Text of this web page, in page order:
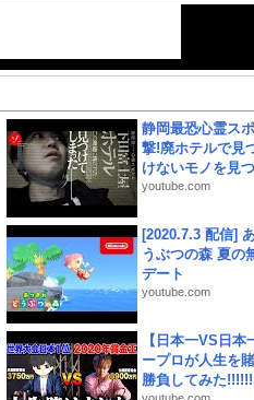
静岡最恐心霊ス
撃!廃ホテルで見
けないモノを見
youtube.com
[2020.7.3 配信]
うぶつの森 夏の
デート
youtube.com
【日本一VS日本
ープロが人生を
勝負してみた